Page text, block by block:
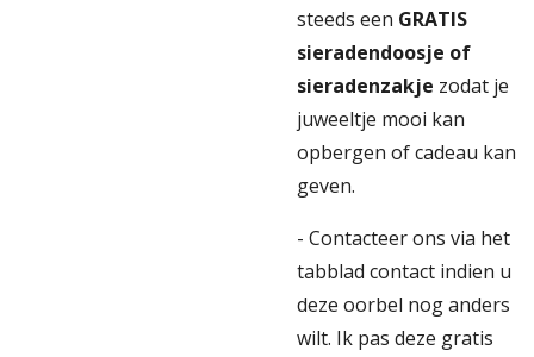
steeds een GRATIS
sieradendoosje of
sieradenzakje zodat je
juweeltje mooi kan
opbergen of cadeau kan
geven.
- Contacteer ons via het
tabblad contact indien u
deze oorbel nog anders
wilt. Ik pas deze gratis